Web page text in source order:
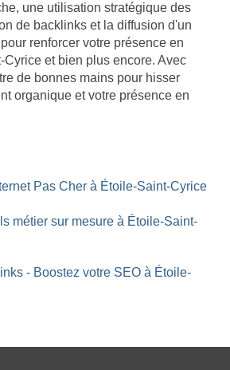
une utilisation stratégique des
de backlinks et la diffusion d'un
renforcer votre présence en
Cyrice et bien plus encore. Avec
de bonnes mains pour hisser
organique et votre présence en
Pas Cher à Étoile-Saint-Cyrice
métier sur mesure à Étoile-Saint-
- Boostez votre SEO à Étoile-